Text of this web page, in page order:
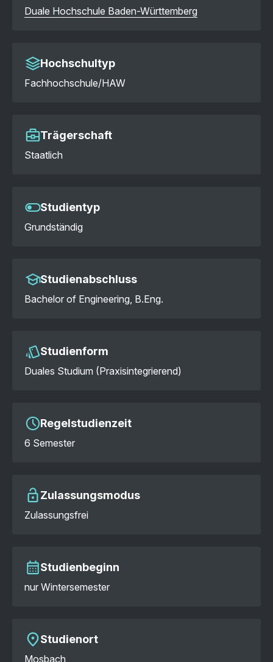
Duale Hochschule Baden-Württemberg
Hochschultyp
Fachhochschule/HAW
Trägerschaft
Staatlich
Studientyp
Grundständig
Studienabschluss
Bachelor of Engineering, B.Eng.
Studienform
Duales Studium (Praxisintegrierend)
Regelstudienzeit
6 Semester
Zulassungsmodus
Zulassungsfrei
Studienbeginn
nur Wintersemester
Studienort
Mosbach